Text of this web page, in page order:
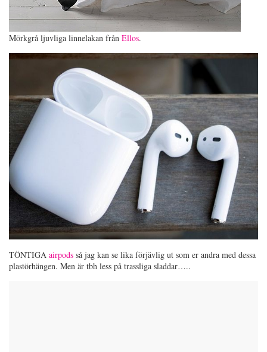
Mörkgrå ljuvliga linnelakan från Ellos.
TÖNTIGA airpods så jag kan se lika förjävlig ut som er andra med dessa
plastörhängen. Men är tbh less på trassliga sladdar…..